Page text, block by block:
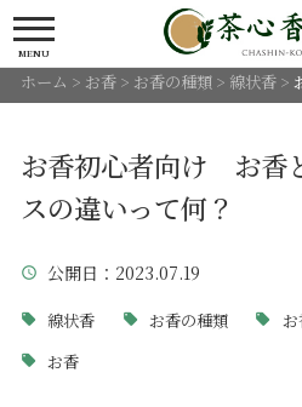
MENU
ホーム > お香> お香の種類> 線状香>
お香初心者向け お香
スの違いって何？
公開日 ：2023.07.19
線状香 お香の種類
お香